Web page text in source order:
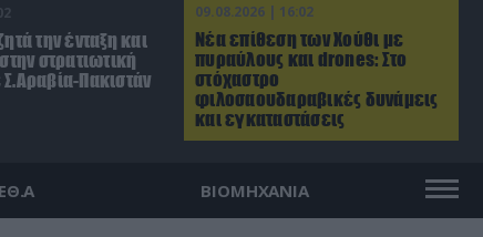
09.08.2026 | 16:02
Νέα επίθεση των Χούθι με
πυραύλους και drones: Στο
στόχαστρο
φιλοσαουδαραβικές δυνάμεις
και εγκαταστάσεις
την ένταξη και
στρατιωτική
Πακιστάν
ΒΙΟΜΗΧΑΝΙΑ